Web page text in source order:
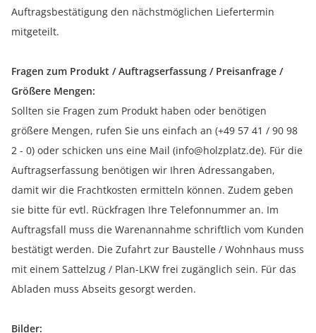
Auftragsbestätigung den nächstmöglichen Liefertermin
mitgeteilt.
Fragen zum Produkt / Auftragserfassung / Preisanfrage /
Größere Mengen:
Sollten sie Fragen zum Produkt haben oder benötigen
größere Mengen, rufen Sie uns einfach an (+49 57 41 / 90 98
2 - 0) oder schicken uns eine Mail (info@holzplatz.de). Für die
Auftragserfassung benötigen wir Ihren Adressangaben,
damit wir die Frachtkosten ermitteln können. Zudem geben
sie bitte für evtl. Rückfragen Ihre Telefonnummer an. Im
Auftragsfall muss die Warenannahme schriftlich vom Kunden
bestätigt werden. Die Zufahrt zur Baustelle / Wohnhaus muss
mit einem Sattelzug / Plan-LKW frei zugänglich sein. Für das
Abladen muss Abseits gesorgt werden.
Bilder: